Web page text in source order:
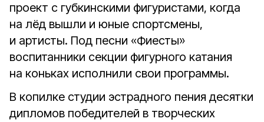
проект с губкинскими фигуристами, когда
на лёд вышли и юные спортсмены,
и артисты. Под песни «Фиесты»
воспитанники секции фигурного катания
на коньках исполнили свои программы.
В копилке студии эстрадного пения десятки
дипломов победителей в творческих